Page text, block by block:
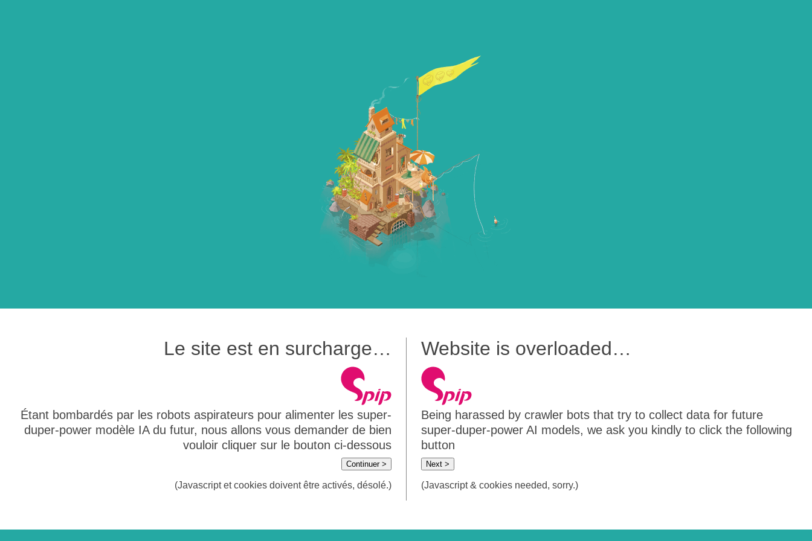
Le site est en surcharge…
Étant bombardés par les robots aspirateurs pour alimenter les super-
duper-power modèle IA du futur, nous allons vous demander de bien
vouloir cliquer sur le bouton ci-dessous
Continuer >
(Javascript et cookies doivent être activés, désolé.)
Website is overloaded…
Being harassed by crawler bots that try to collect data for future
super-duper-power AI models, we ask you kindly to click the following
button
Next >
(Javascript & cookies needed, sorry.)